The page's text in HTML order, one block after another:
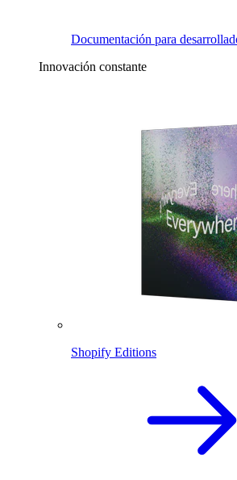
Documentación para
Innovación constante
Shopify Editions